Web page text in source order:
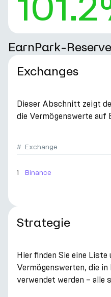
EarnPark-
Exchanges
Dieser Abschnitt zeigt
die Vermögenswerte auf
# Exchange
1 Binance
Strategie
Hier finden Sie eine
Vermögenswerten, die
verwendet werden – alle